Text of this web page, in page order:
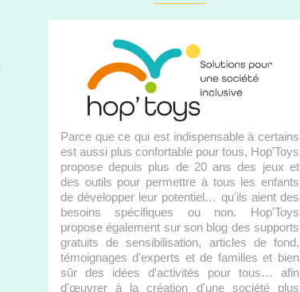
Parce que ce qui est indispensable à certains
est aussi plus confortable pour tous, Hop'Toys
propose depuis plus de 20 ans des jeux et
des outils pour permettre à tous les enfants
de développer leur potentiel… qu'ils aient des
besoins spécifiques ou non. Hop'Toys
propose également sur son blog des supports
gratuits de sensibilisation, articles de fond,
témoignages d'experts et de familles et bien
sûr des idées d'activités pour tous… afin
d'œuvrer à la création d'une société plus